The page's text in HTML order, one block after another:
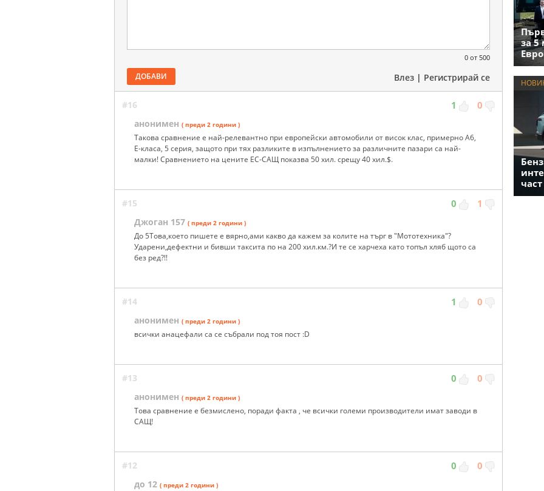
0 от 500
ДОБАВИ Влез | Регистрирай се
#16 1 0
анонимен ( преди 2 години )
Такова сравнение е най-релевантно при европейски автомобили от висок клас, примерно А6,
Е-класа, 5 серия, защото при тях разликите в изпълнението за различните пазари са най-
малки! Сравнението на цените ЕС-САЩ показва 50 хил. срещу 40 хил.$.
#15 0 1
Джоган 157 ( преди 2 години )
До 5Това,което пишете е вярно,ами какво да кажем за колите на търг в "Мототехника"?
Ударени,дефектни и бивши таксита по на 200 хил.км.?И те се харчеха като топъл хляб щото са
без ред?!!
#14 1 0
анонимен ( преди 2 години )
всички анацефали са се събрали под тоя пост :D
#13 0 0
анонимен ( преди 2 години )
Това сравнение е безмислено, поради факта , че всички големи производители имат заводи в
САЩ!
#12 0 0
до 12 ( преди 2 години )
за 5
част